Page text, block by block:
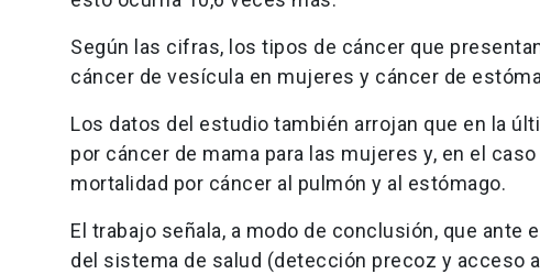
Según las cifras, los tipos de cáncer que
cáncer de vesícula en mujeres y cáncer de
Los datos del estudio también arrojan que en la
por cáncer de mama para las mujeres y, en el
mortalidad por cáncer al pulmón y al estómago.
El trabajo señala, a modo de conclusión, que
del sistema de salud (detección precoz y acceso